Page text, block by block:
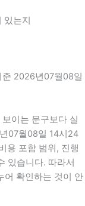
있는지
준 2026년07월08일
이는 문구보다 실
07월08일 14시24
용 포함 범위, 진행
있습니다. 따라서
어 확인하는 것이 안